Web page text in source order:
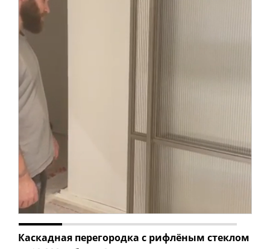
Каскадная перегородка с рифлёным стеклом